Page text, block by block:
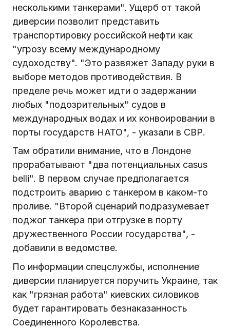
несколькими танкерами". Ущерб от такой
диверсии позволит представить
транспортировку российской нефти как
"угрозу всему международному
судоходству". "Это развяжет Западу руки в
выборе методов противодействия. В
пределе речь может идти о задержании
любых "подозрительных" судов в
международных водах и их конвоировании в
порты государств НАТО", - указали в СВР.
Там обратили внимание, что в Лондоне
прорабатывают "два потенциальных casus
belli". В первом случае предполагается
подстроить аварию с танкером в каком-то
проливе. "Второй сценарий подразумевает
поджог танкера при отгрузке в порту
дружественного России государства", -
добавили в ведомстве.
По информации спецслужбы, исполнение
диверсии планируется поручить Украине, так
как "грязная работа" киевских силовиков
будет гарантировать безнаказанность
Соединенного Королевства.